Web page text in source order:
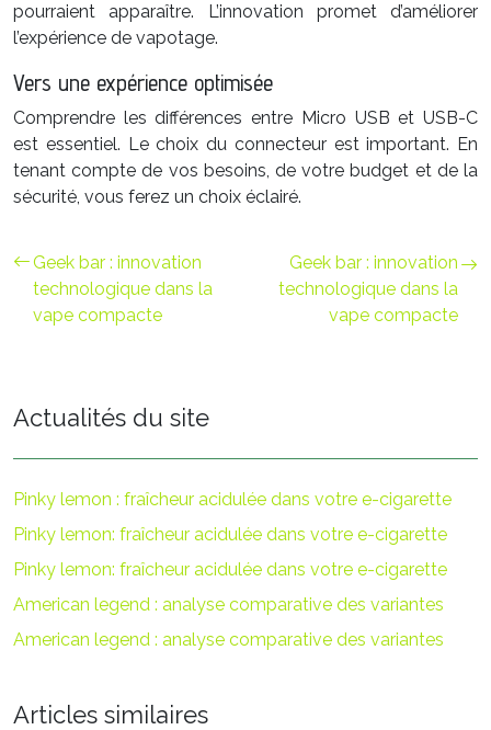
pourraient apparaître. L’innovation promet d’améliorer
l’expérience de vapotage.
Vers une expérience optimisée
Comprendre les différences entre Micro USB et USB-C
est essentiel. Le choix du connecteur est important. En
tenant compte de vos besoins, de votre budget et de la
sécurité, vous ferez un choix éclairé.
Geek bar : innovation
technologique dans la
vape compacte
Geek bar : innovation
technologique dans la
vape compacte
Actualités du site
Pinky lemon : fraîcheur acidulée dans votre e-cigarette
Pinky lemon: fraîcheur acidulée dans votre e-cigarette
Pinky lemon: fraîcheur acidulée dans votre e-cigarette
American legend : analyse comparative des variantes
American legend : analyse comparative des variantes
Articles similaires